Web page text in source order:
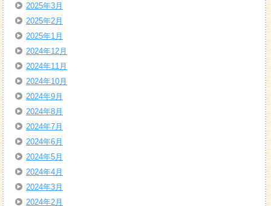
2025年3月
2025年2月
2025年1月
2024年12月
2024年11月
2024年10月
2024年9月
2024年8月
2024年7月
2024年6月
2024年5月
2024年4月
2024年3月
2024年2月